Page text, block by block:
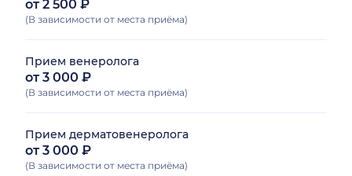
от 2 500 ₽
(В зависимости от места приёма)
Прием венеролога
от 3 000 ₽
(В зависимости от места приёма)
Прием дерматовенеролога
от 3 000 ₽
(В зависимости от места приёма)